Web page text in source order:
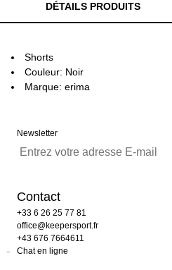
DÉTAILS PRODUITS
Shorts
Couleur: Noir
Marque: erima
Newsletter
Contact
+33 6 26 25 77 81
office@keepersport.fr
+43 676 7664611
Chat en ligne